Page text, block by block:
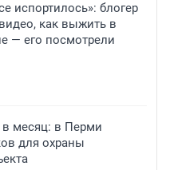
испортилось»: блогер
как выжить в
— его посмотрели
в месяц: в Перми
для охраны